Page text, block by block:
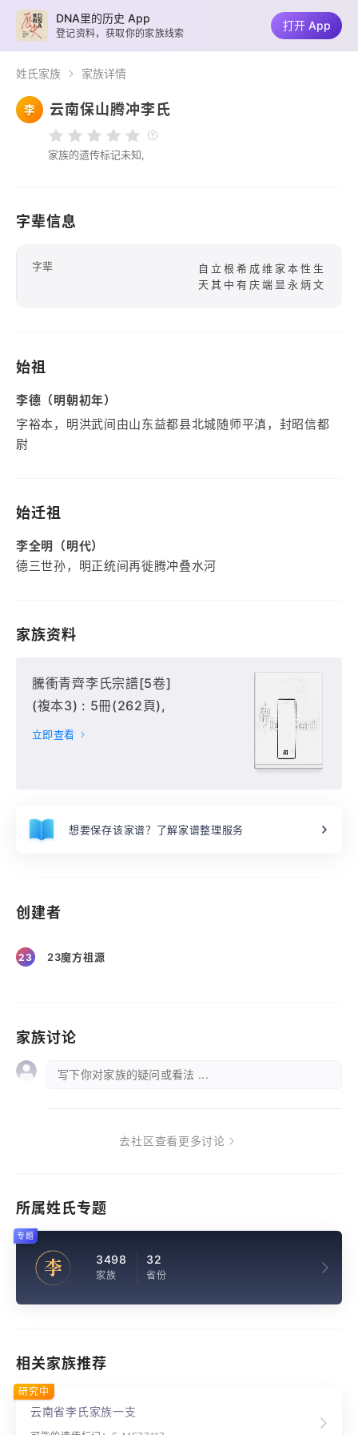
姓氏家族 家族详情
李 云南保山腾冲李氏
家族的遗传标记未知,
字辈信息
字辈
自立根希成维家本性生
天其中有庆端显永炳文
始祖
李德（明朝初年）
字裕本，明洪武间由山东益都县北城随师平滇，封昭信都
尉
始迁祖
李全明（明代）
德三世孙，明正统间再徙腾冲叠水河
家族资料
騰衝青齊李氏宗譜[5卷]
(複本3) : 5冊(262頁),
立即查看
想要保存该家谱？了解家谱整理服务
创建者
23 23魔方祖源
家族讨论
写下你对家族的疑问或看法 ...
去社区查看更多讨论
所属姓氏专题
李 3498
家族
32
省份
专题
相关家族推荐
云南省李氏家族一支
研究中
DNA里的历史 App
登记资料，获取你的家族线索
打开 App